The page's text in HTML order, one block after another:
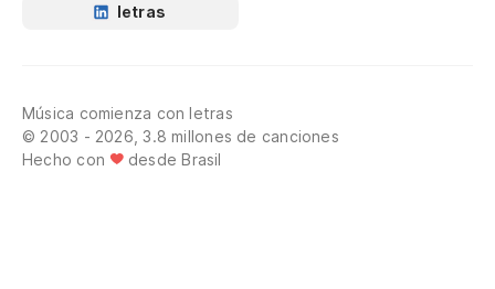
letras
Música comienza con letras
© 2003 - 2026, 3.8 millones de canciones
Hecho con
desde Brasil